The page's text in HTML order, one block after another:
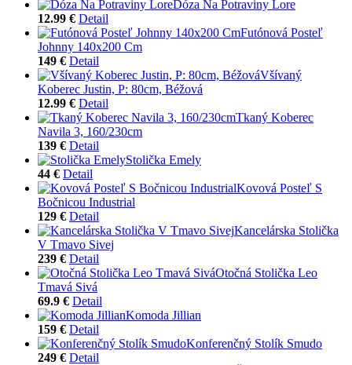
Dóza Na Potraviny Lore
12.99 € Detail
Futónová Posteľ
Johnny 140x200 Cm
149 € Detail
Všívaný
Koberec Justin, P: 80cm, Béžová
12.99 € Detail
Tkaný Koberec
Navila 3, 160/230cm
139 € Detail
Stolička Emely
44 € Detail
Kovová Posteľ S
Bočnicou Industrial
129 € Detail
Kancelárska Stolička
V Tmavo Sivej
239 € Detail
Otočná Stolička Leo
Tmavá Sivá
69.9 € Detail
Komoda Jillian
159 € Detail
Konferenčný Stolík Smudo
249 € Detail